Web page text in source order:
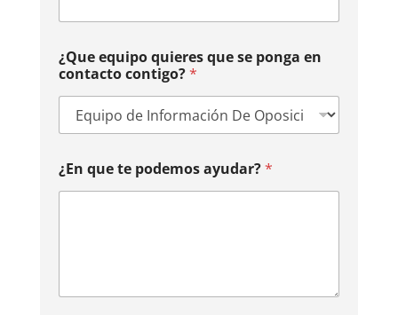
t
¿
N
o
¿Que equipo quieres que se ponga en
contacto contigo?*
¿En que te podemos ayudar?*